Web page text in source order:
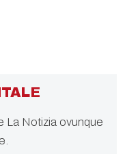
La Notizia ovunque